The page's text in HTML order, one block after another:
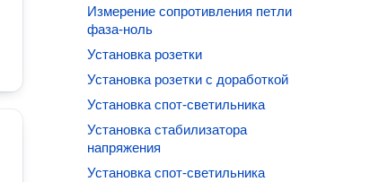
Измерение сопротивления петли
фаза-ноль
Установка розетки
Установка розетки с доработкой
Установка спот-светильника
Установка стабилизатора
напряжения
Установка спот-светильника